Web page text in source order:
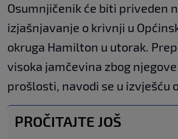
Osumnjičenik će biti priveden
izjašnjavanje o krivnji u
okruga Hamilton u utorak.
visoka jamčevina zbog
prošlosti, navodi se u izvješću
PROČITAJTE JOŠ